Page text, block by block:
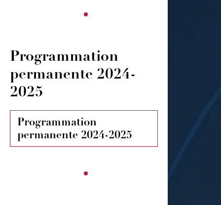
Programmation
permanente 2024-
2025
Programmation
permanente 2024-2025